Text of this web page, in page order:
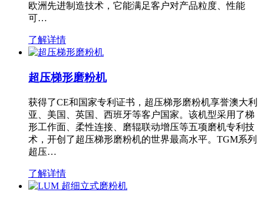
欧洲先进制造技术，它能满足客户对产品粒度、性能
可…
了解详情
超压梯形磨粉机
获得了CE和国家专利证书，超压梯形磨粉机享誉澳大利
亚、美国、英国、西班牙等客户国家。该机型采用了梯
形工作面、柔性连接、磨辊联动增压等五项磨机专利技
术，开创了超压梯形磨粉机的世界最高水平。TGM系列
超压…
了解详情